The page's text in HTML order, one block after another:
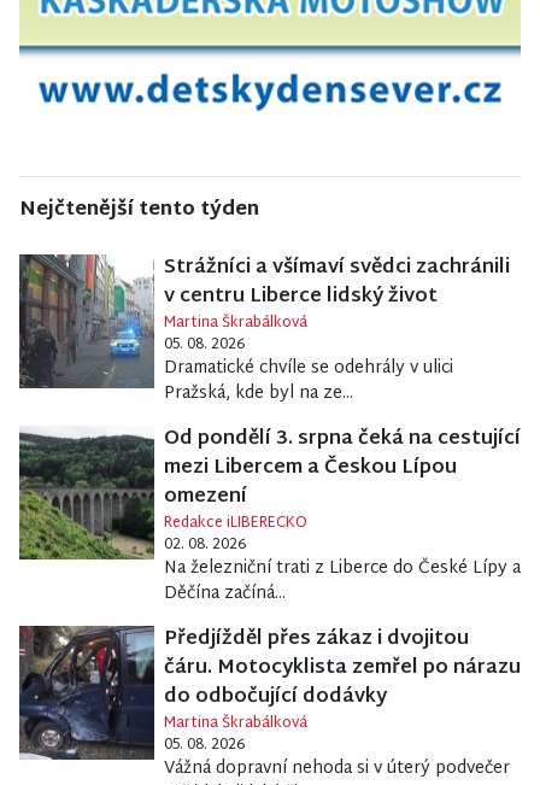
Nejčtenější tento týden
Strážníci a všímaví svědci zachránili
v centru Liberce lidský život
Martina Škrabálková
05. 08. 2026
Dramatické chvíle se odehrály v ulici
Pražská, kde byl na ze...
Od pondělí 3. srpna čeká na cestující
mezi Libercem a Českou Lípou
omezení
Redakce iLIBERECKO
02. 08. 2026
Na železniční trati z Liberce do České Lípy a
Děčína začíná...
Předjížděl přes zákaz i dvojitou
čáru. Motocyklista zemřel po nárazu
do odbočující dodávky
Martina Škrabálková
05. 08. 2026
Vážná dopravní nehoda si v úterý podvečer